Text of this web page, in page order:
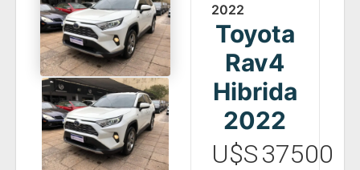
2022
Toyota
Rav4
Hibrida
2022
U$S37500